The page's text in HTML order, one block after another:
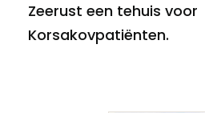
Zeerust een tehuis voor
Korsakovpatiënten.